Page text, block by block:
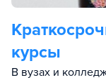
курсы
В вузах и